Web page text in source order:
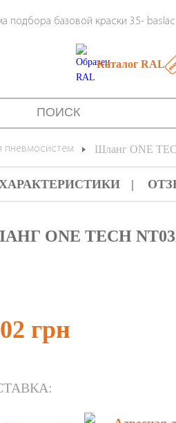
подбора базовой краски 35- baslac
Каталог RAL
пневмосистем Шланг ONE
ONE TECH
грн